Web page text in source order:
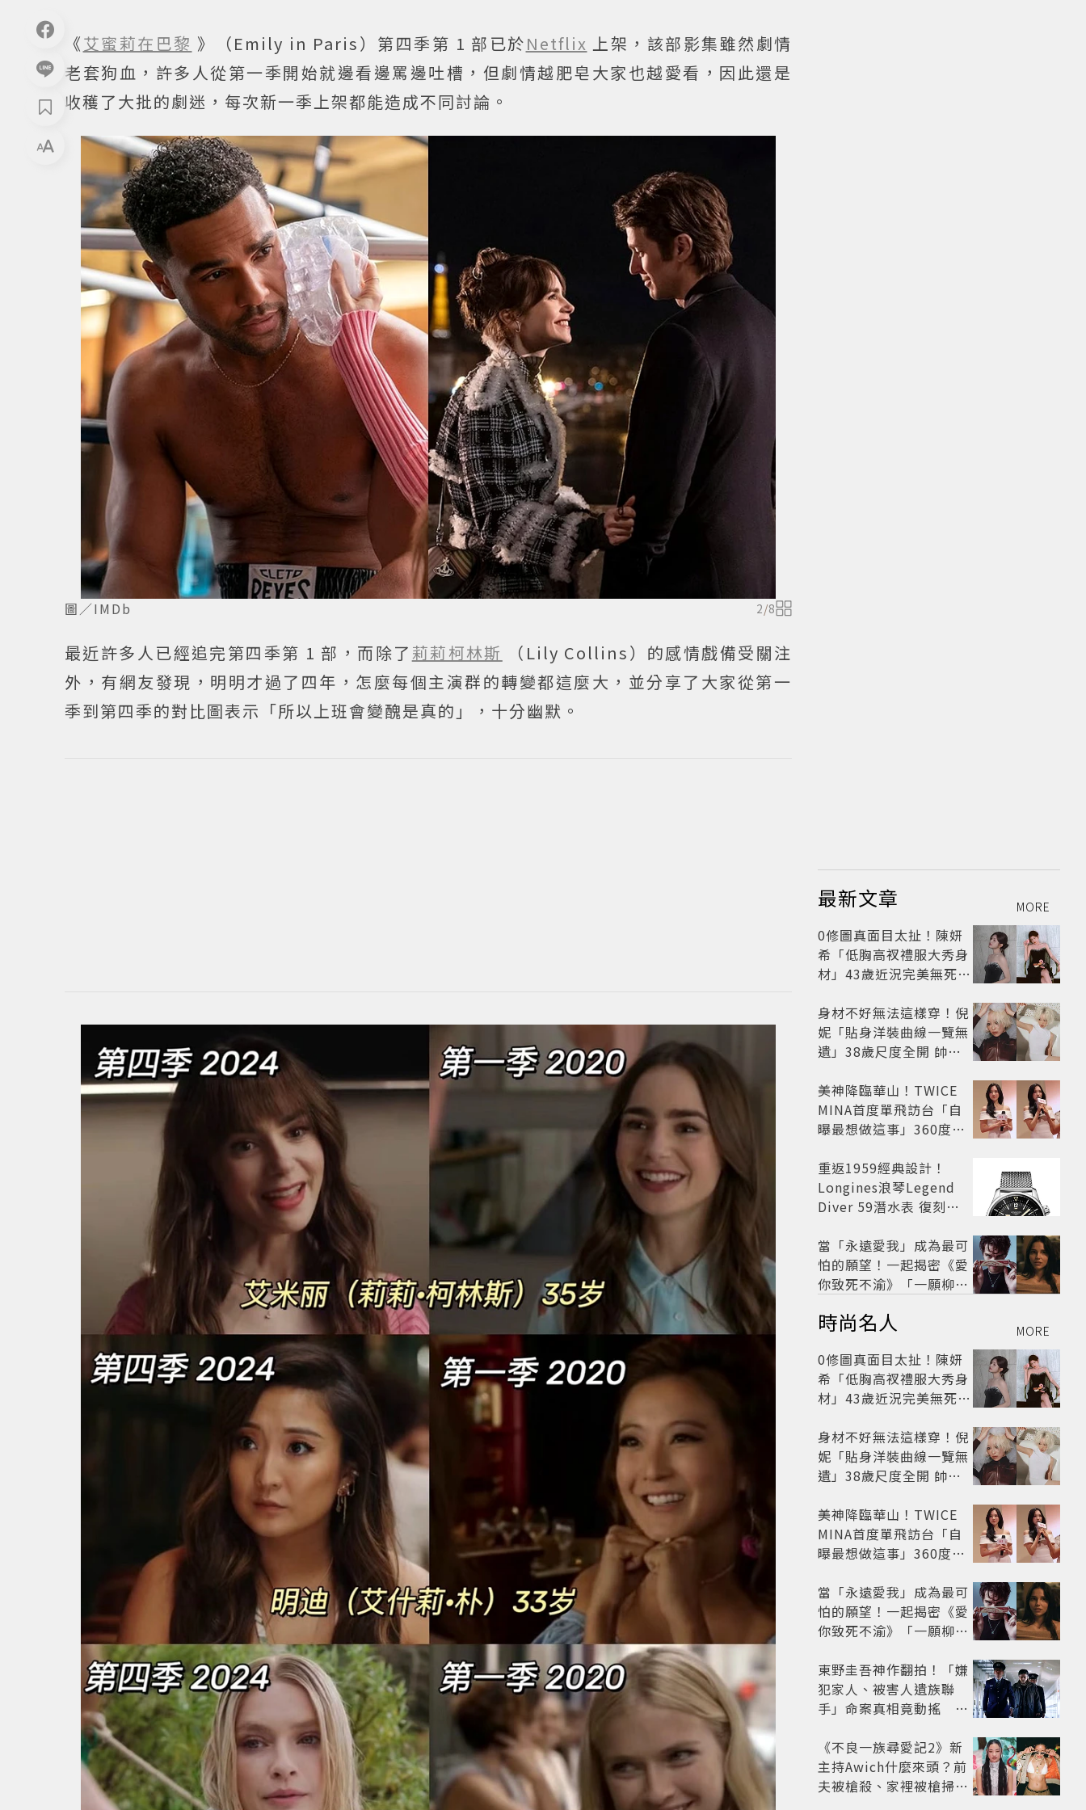
《艾蜜莉在巴黎 》（Emily in Paris）第四季第 1 部已於Netflix 上架，該部影集雖然劇情
老套狗血，許多人從第一季開始就邊看邊罵邊吐槽，但劇情越肥皂大家也越愛看，因此還是
收穫了大批的劇迷，每次新一季上架都能造成不同討論。
圖／IMDb 2/8
最近許多人已經追完第四季第 1 部，而除了 莉莉柯林斯
（Lily Collins）的感情戲備受關注
外，有網友發現，明明才過了四年，怎麼每個主演群的轉變都這麼大，並分享了大家從第一
季到第四季的對比圖表示「所以上班會變醜是真的」，十分幽默。
最新文章 MORE
0修圖真面目太扯！陳妍
希「低胸高衩禮服大秀身
材」43歲近況完美無死角
身材不好無法這樣穿！倪
妮「貼身洋裝曲線一覽無
遺」38歲尺度全開 帥氣
美神降臨華山！TWICE
MINA首度單飛訪台「自
曝最想做這事」360度0
開
重返1959經典設計！
Longines浪琴Legend
Diver 59潛水表 復刻懷
當「永遠愛我」成為最可
怕的願望！一起揭密《愛
你致死不渝》「一願柳」
路
時尚名人 MORE
0修圖真面目太扯！陳妍
希「低胸高衩禮服大秀身
材」43歲近況完美無死角
身材不好無法這樣穿！倪
妮「貼身洋裝曲線一覽無
遺」38歲尺度全開 帥氣
美神降臨華山！TWICE
MINA首度單飛訪台「自
曝最想做這事」360度0
開
當「永遠愛我」成為最可
怕的願望！一起揭密《愛
你致死不渝》「一願柳」
路
東野圭吾神作翻拍！「嫌
犯家人、被害人遺族聯
手」命案真相竟動搖
框架展開
《不良一族尋愛記2》新
主持Awich什麼來頭？前
夫被槍殺、家裡被槍掃射